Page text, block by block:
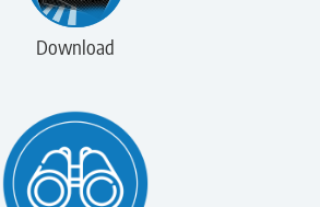
Download